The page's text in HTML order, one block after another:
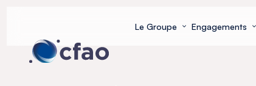
Le Groupe Engagements